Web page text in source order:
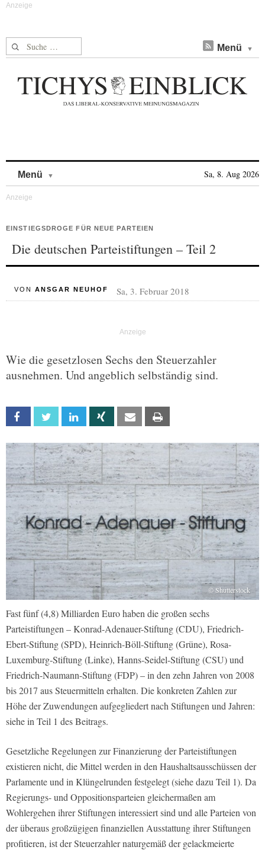
Suche nach: Menü
Menü Sa, 8. Aug 2026
EINSTIEGSDROGE FÜR NEUE PARTEIEN
Die deutschen Parteistiftungen – Teil 2
VON ANSGAR NEUHOF Sa, 3. Februar 2018
Wie die gesetzlosen Sechs den Steuerzahler
ausnehmen. Und angeblich selbständig sind.
Facebook Twitter Linkedin Xing Email
© Shutterstock
Fast fünf (4,8) Milliarden Euro haben die großen sechs
Parteistiftungen – Konrad-Adenauer-Stiftung (CDU), Friedrich-
Ebert-Stiftung (SPD), Heinrich-Böll-Stiftung (Grüne), Rosa-
Luxemburg-Stiftung (Linke), Hanns-Seidel-Stiftung (CSU) und
Friedrich-Naumann-Stiftung (FDP) – in den zehn Jahren von 2008
bis 2017 aus Steuermitteln erhalten. Die konkreten Zahlen zur
Höhe der Zuwendungen aufgegliedert nach Stiftungen und Jahren:
siehe in Teil 1 des Beitrags.
Gesetzliche Regelungen zur Finanzierung der Parteistiftungen
existieren nicht, die Mittel werden in den Haushaltsausschüssen der
Parlamente und in Klüngelrunden festgelegt (siehe dazu Teil 1). Da
Regierungs- und Oppositionsparteien gleichermaßen am
Wohlergehen ihrer Stiftungen interessiert sind und alle Parteien von
der überaus großzügigen finanziellen Ausstattung ihrer Stiftungen
profitieren, ist der Steuerzahler naturgemäß der gelackmeierte